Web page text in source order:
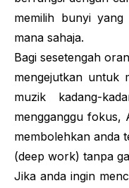
memilih bunyi
mana sahaja.
Bagi sesetengah
mengejutkan untuk
muzik kadang-
mengganggu
membolehkan anda
(deep work) tanpa
Jika anda ingin